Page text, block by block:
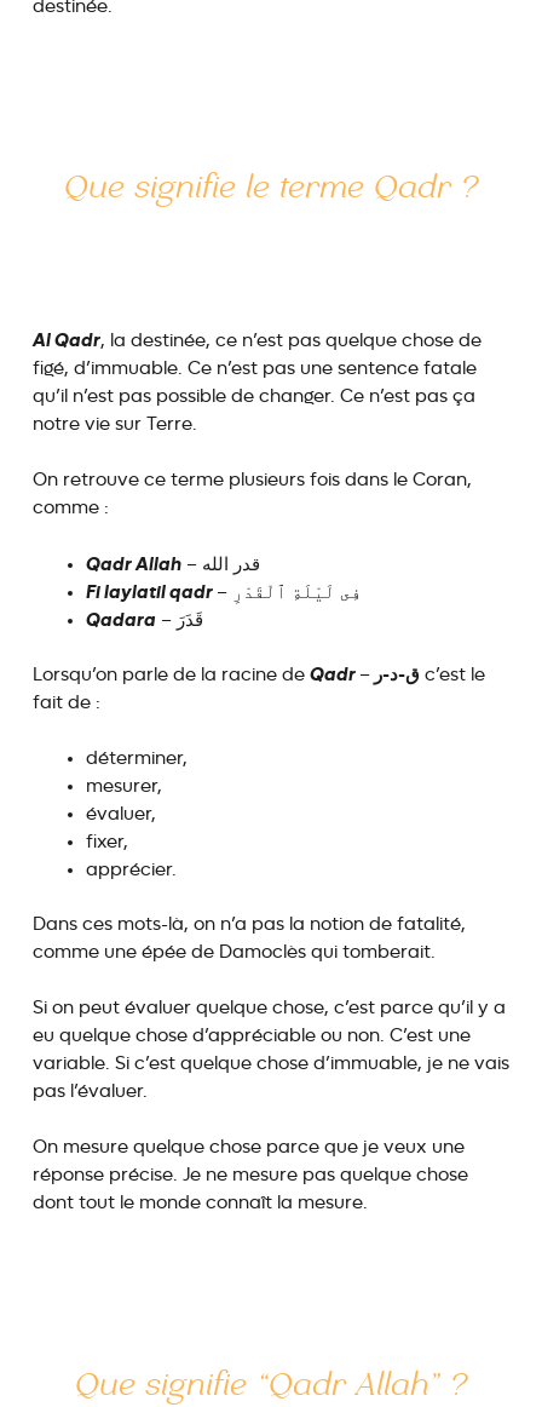
destinée.
Que signifie le terme Qadr ?
Al Qadr, la destinée, ce n’est pas quelque chose de
figé, d’immuable. Ce n’est pas une sentence fatale
qu’il n’est pas possible de changer. Ce n’est pas ça
notre vie sur Terre.
On retrouve ce terme plusieurs fois dans le Coran,
comme :
Qadr Allah – قدر الله
Fi laylatil qadr – فِى لَيْلَةِ ٱلْقَدْرِ
Qadara – قَدَرَ
Lorsqu’on parle de la racine de Qadr – ق-د-ر c’est le
fait de :
déterminer,
mesurer,
évaluer,
fixer,
apprécier.
Dans ces mots-là, on n’a pas la notion de fatalité,
comme une épée de Damoclès qui tomberait.
Si on peut évaluer quelque chose, c’est parce qu’il y a
eu quelque chose d’appréciable ou non. C’est une
variable. Si c’est quelque chose d’immuable, je ne vais
pas l’évaluer.
On mesure quelque chose parce que je veux une
réponse précise. Je ne mesure pas quelque chose
dont tout le monde connaît la mesure.
Que signifie “Qadr Allah” ?